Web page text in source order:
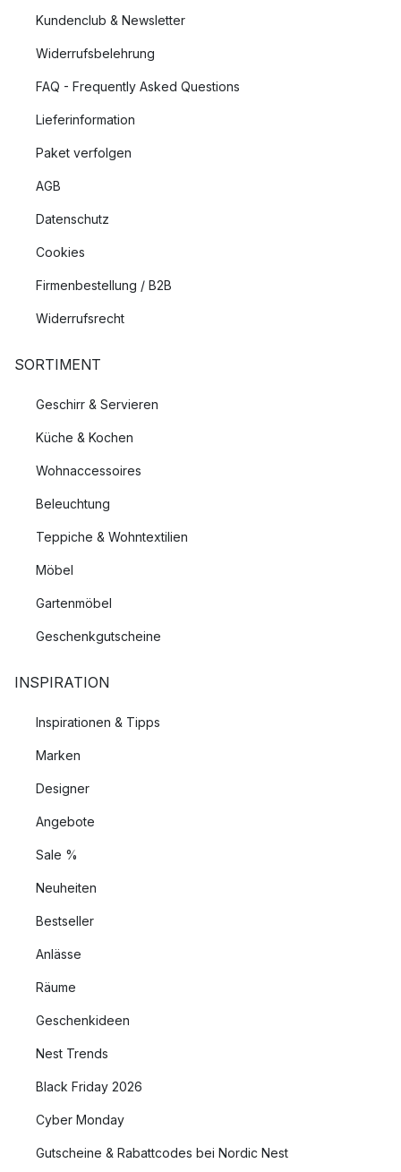
Kundenclub & Newsletter
Widerrufsbelehrung
FAQ - Frequently Asked Questions
Lieferinformation
Paket verfolgen
AGB
Datenschutz
Cookies
Firmenbestellung / B2B
Widerrufsrecht
SORTIMENT
Geschirr & Servieren
Küche & Kochen
Wohnaccessoires
Beleuchtung
Teppiche & Wohntextilien
Möbel
Gartenmöbel
Geschenkgutscheine
INSPIRATION
Inspirationen & Tipps
Marken
Designer
Angebote
Sale %
Neuheiten
Bestseller
Anlässe
Räume
Geschenkideen
Nest Trends
Black Friday 2026
Cyber Monday
Gutscheine & Rabattcodes bei Nordic Nest